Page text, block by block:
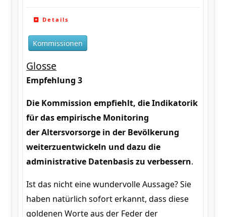
Details
Kommissionen
Glosse
Empfehlung 3
Die Kommission empfiehlt, die Indikatorik
für das empirische Monitoring
der Altersvorsorge in der Bevölkerung
weiterzuentwickeln und dazu die
administrative Datenbasis zu verbessern.
Ist das nicht eine wundervolle Aussage? Sie
haben natürlich sofort erkannt, dass diese
goldenen Worte aus der Feder der